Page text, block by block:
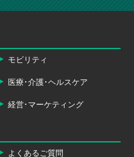
モビリティ
医療･介護･ヘルスケア
経営･マーケティング
よくあるご質問